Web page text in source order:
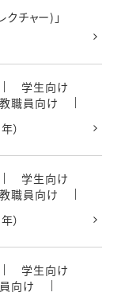
チャー)」
学生向け
教職員向け
）
学生向け
教職員向け
）
学生向け
向け